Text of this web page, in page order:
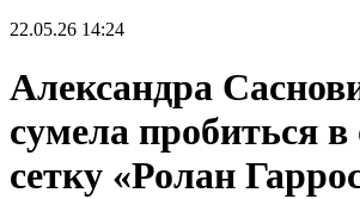
22.05.26 14:24
Александра
сумела пробиться
сетку «Ролан